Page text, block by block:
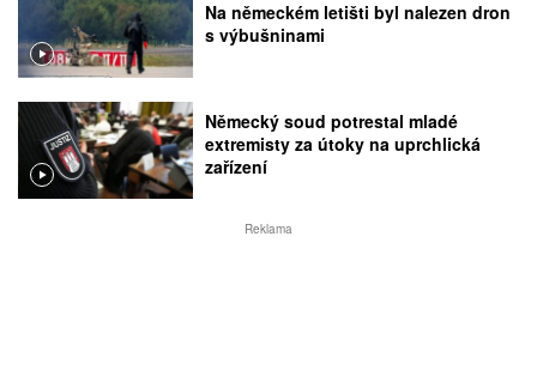
Na německém letišti byl nalezen dron
s výbušninami
Německý soud potrestal mladé
extremisty za útoky na uprchlická
zařízení
Reklama